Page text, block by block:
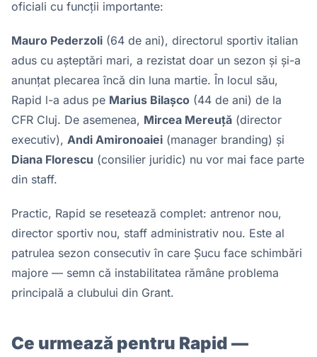
oficiali cu funcții importante:
Mauro Pederzoli (64 de ani), directorul sportiv italian
adus cu așteptări mari, a rezistat doar un sezon și și-a
anunțat plecarea încă din luna martie. În locul său,
Rapid l-a adus pe Marius Bilașco (44 de ani) de la
CFR Cluj. De asemenea, Mircea Mereuță (director
executiv), Andi Amironoaiei (manager branding) și
Diana Florescu (consilier juridic) nu vor mai face parte
din staff.
Practic, Rapid se resetează complet: antrenor nou,
director sportiv nou, staff administrativ nou. Este al
patrulea sezon consecutiv în care Șucu face schimbări
majore — semn că instabilitatea rămâne problema
principală a clubului din Grant.
Ce urmează pentru Rapid —